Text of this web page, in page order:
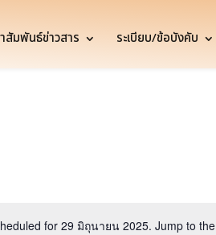
สัมพันธ์ข่าวสาร ระเบียบ/ข้อบังคับ
for 29 มิถุนายน 2025. Jump to the